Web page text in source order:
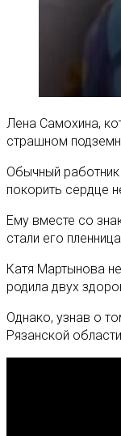
Лена Самохина,
страшном
Обычный
покорить сердце
Ему вместе со
стали его
Катя Мартынова
родила двух
Однако, узнав о
Рязанской